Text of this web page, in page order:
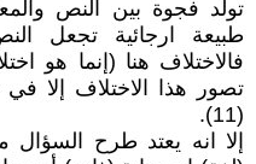
تولد فجوة بين النص
طبيعة ارجائية تجعل
فالاختلاف هنا (إنما هو
تصور هذا الاختلاف إلا في
(11).
إلا انه يعتد طرح